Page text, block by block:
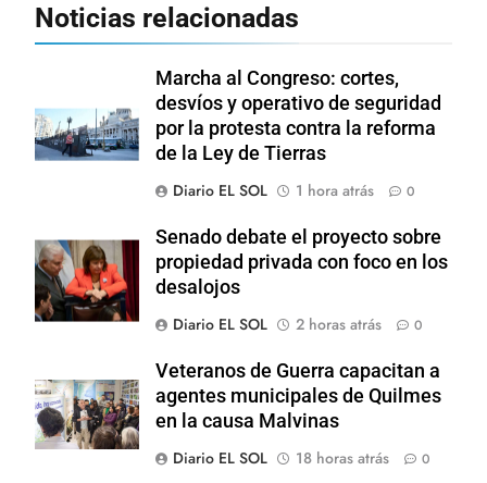
Noticias relacionadas
Marcha al Congreso: cortes,
desvíos y operativo de seguridad
por la protesta contra la reforma
de la Ley de Tierras
Diario EL SOL
1 hora atrás 0
Senado debate el proyecto sobre
propiedad privada con foco en los
desalojos
Diario EL SOL
2 horas atrás 0
Veteranos de Guerra capacitan a
agentes municipales de Quilmes
en la causa Malvinas
Diario EL SOL
18 horas atrás 0